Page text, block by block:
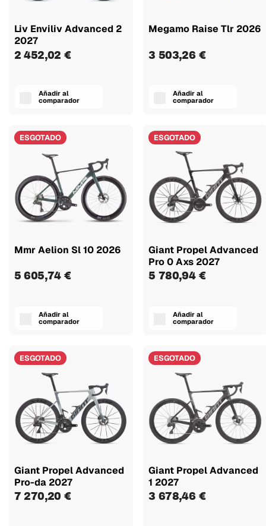
Liv Enviliv Advanced 2
2027
2 452,02 €
Añadir al
comparador
Megamo Raise Tlr 2026
3 503,26 €
Añadir al
comparador
ESGOTADO
Mmr Aelion Sl 10 2026
5 605,74 €
Añadir al
comparador
ESGOTADO
Giant Propel Advanced
Pro 0 Axs 2027
5 780,94 €
Añadir al
comparador
ESGOTADO
Giant Propel Advanced
Pro-da 2027
7 270,20 €
ESGOTADO
Giant Propel Advanced
1 2027
3 678,46 €